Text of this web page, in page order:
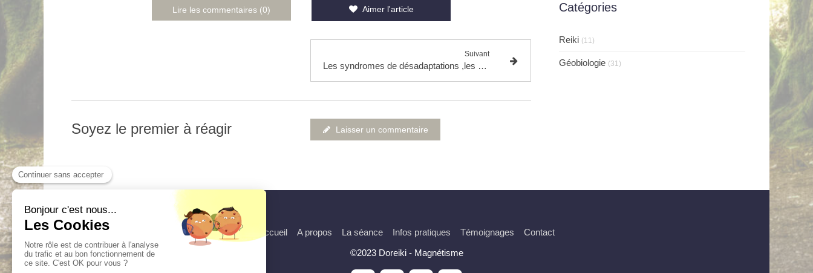
Lire les commentaires (0) Aimer l'article
Suivant
Les syndromes de désadaptations ,les maladies de civilisation
Soyez le premier à réagir Laisser un commentaire
Catégories
Reiki (11)
Géobiologie (31)
Accueil A propos La séance Infos pratiques Témoignages
Contact
©2023 Doreiki - Magnétisme